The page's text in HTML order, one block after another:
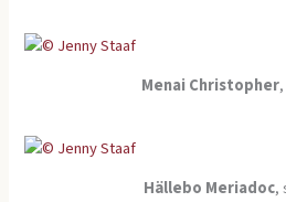
Menai Christopher
Hällebo Meriadoc,